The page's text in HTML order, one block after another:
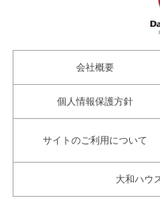
会社概要
個人情報保護方針
サイトのご利用について
大和ハウ